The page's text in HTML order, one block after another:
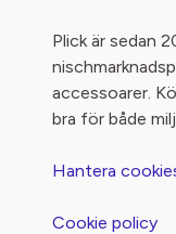
Plick är sedan
accessoarer.
bra för både
Hantera
Cookie policy